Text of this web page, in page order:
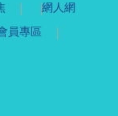
網人網
員專區